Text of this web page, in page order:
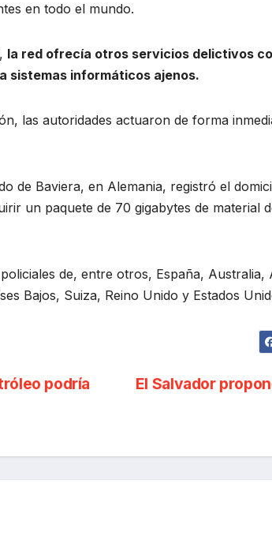
en todo el mundo.
la red ofrecía otros servicios delictivos
sistemas informáticos ajenos.
las autoridades actuaron de forma
de Baviera, en Alemania, registró el
un paquete de 70 gigabytes de material
de, entre otros, España, Australia,
Bajos, Suiza, Reino Unido y Estados
El Salvador
podría